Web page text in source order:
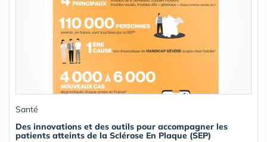
Santé
Des innovations et des outils pour accompagner les
patients atteints de la Sclérose En Plaque (SEP)